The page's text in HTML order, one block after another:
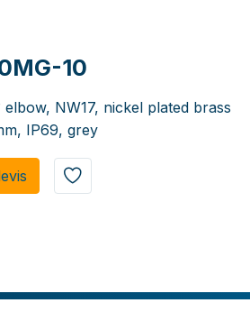
10
elbow, NW17, nickel plated brass
IP69, grey